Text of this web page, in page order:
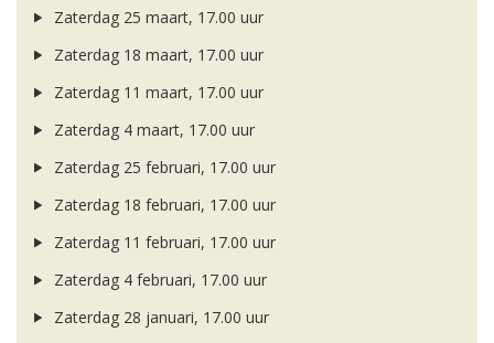
Zaterdag 25 maart, 17.00 uur
Zaterdag 18 maart, 17.00 uur
Zaterdag 11 maart, 17.00 uur
Zaterdag 4 maart, 17.00 uur
Zaterdag 25 februari, 17.00 uur
Zaterdag 18 februari, 17.00 uur
Zaterdag 11 februari, 17.00 uur
Zaterdag 4 februari, 17.00 uur
Zaterdag 28 januari, 17.00 uur